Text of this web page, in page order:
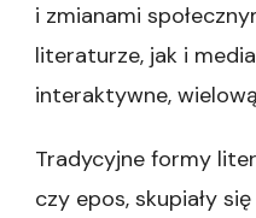
i zmianami
literaturze, jak i
interaktywne,
Tradycyjne formy
czy epos, skupiały